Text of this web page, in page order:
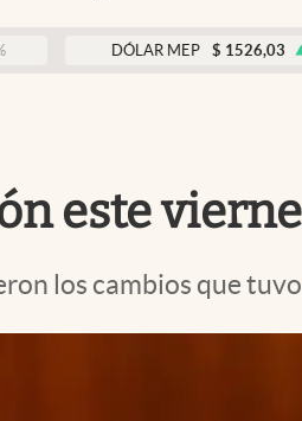
DÓLAR MEP $ 1526,03 0.43%
este
los cambios que